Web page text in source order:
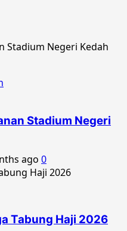
Stadium Negeri
ago 0
Tabung Haji 2026